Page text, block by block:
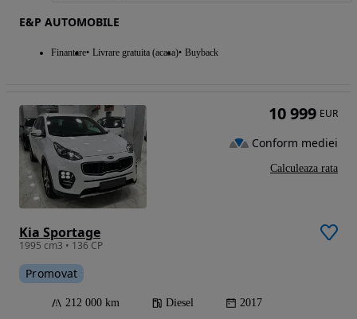
E&P AUTOMOBILE
Finantare Livrare gratuita (acasa) Buyback
Kia Sportage
1995 cm3 • 136 CP
Promovat
212 000 km Diesel 2017
10 999 EUR
Conform mediei
Calculeaza rata